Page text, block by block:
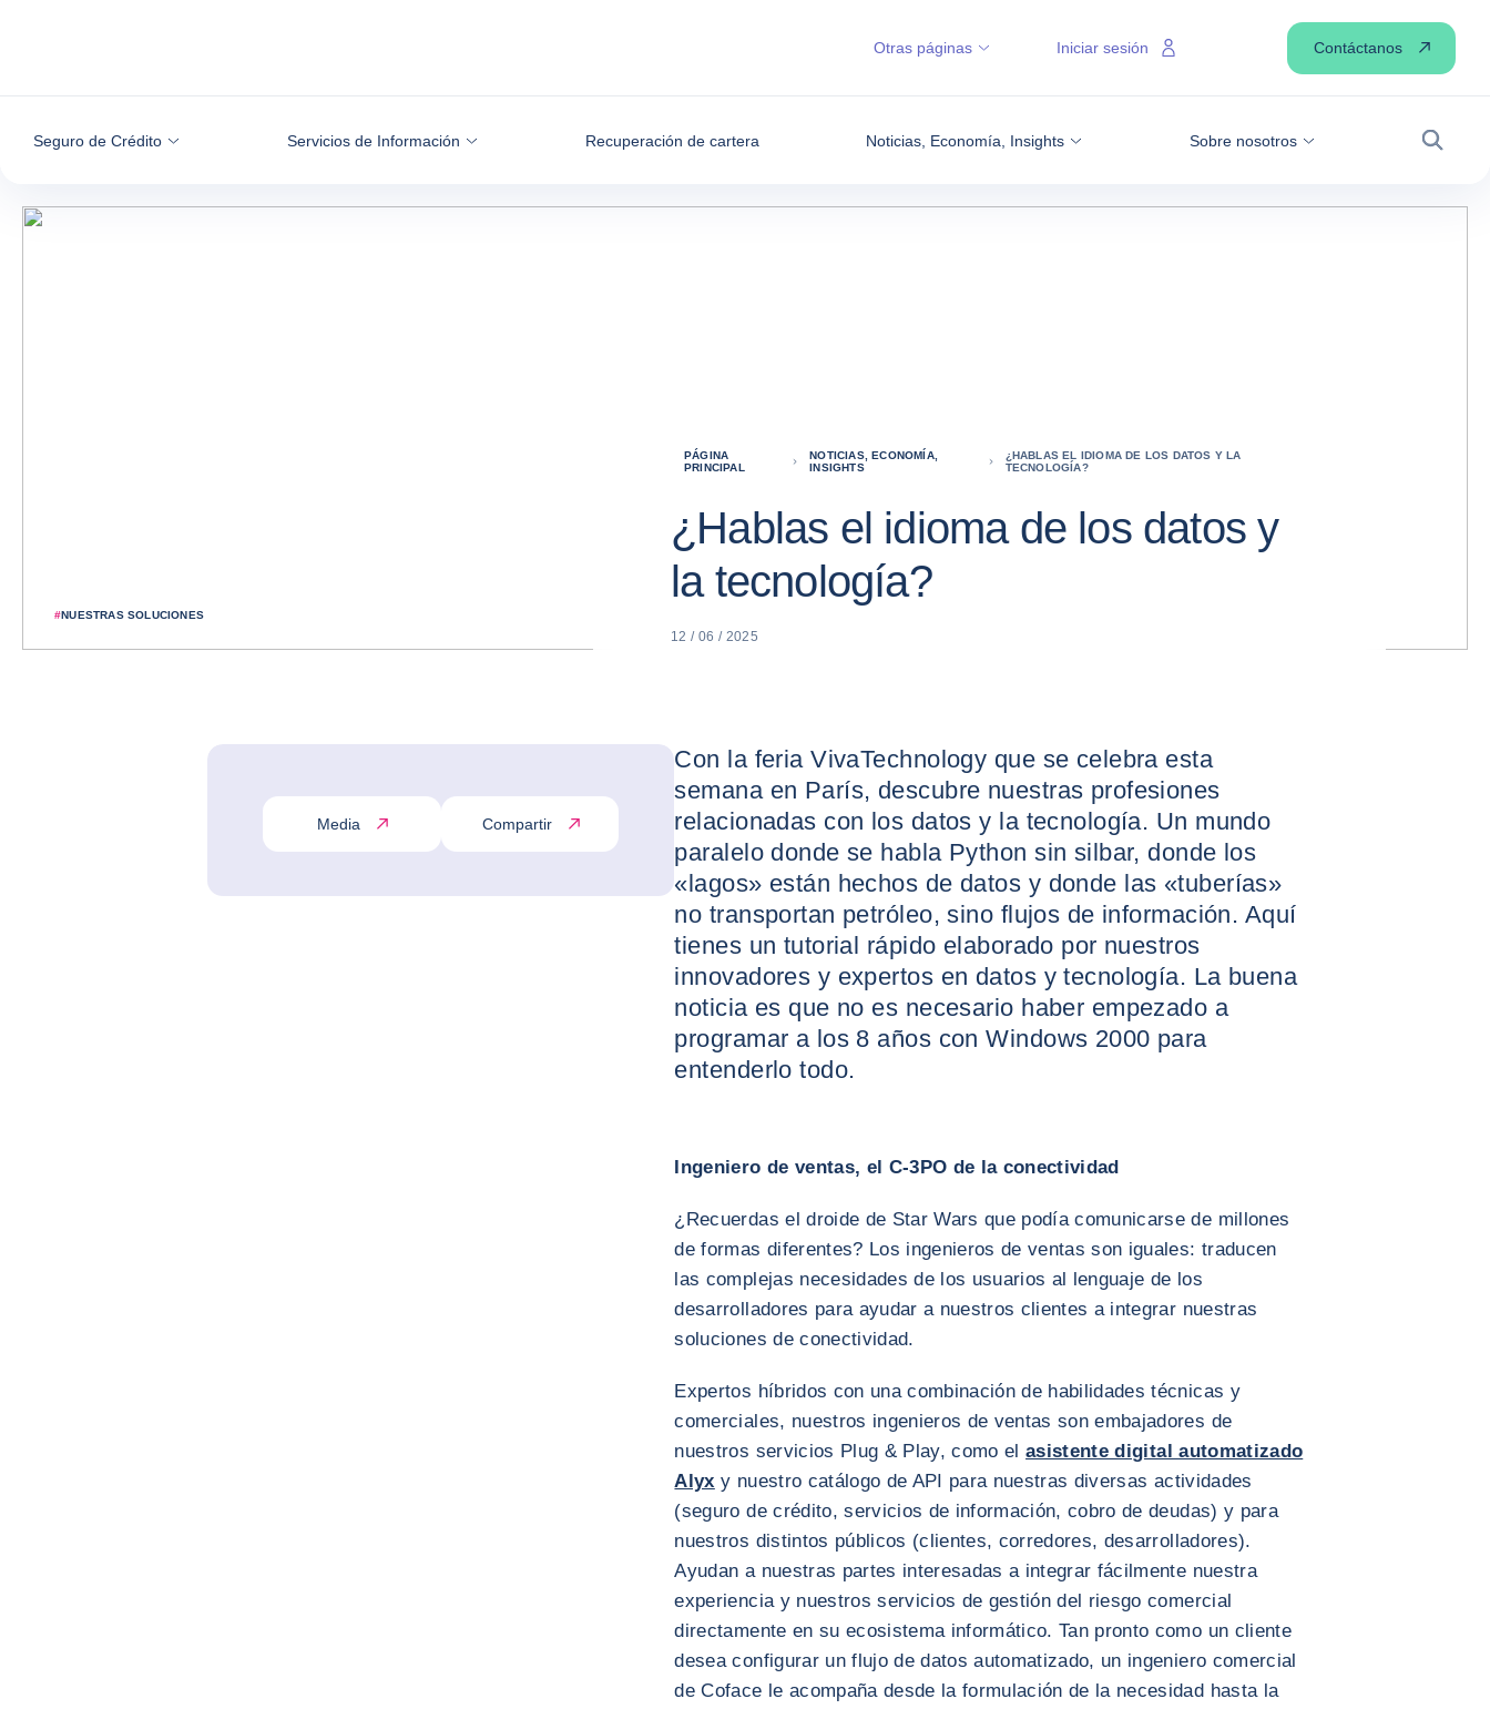
Seguro de Crédito Servicios de Información Recuperación de cartera Noticias, Economía, Insights Sobre nosotros
Buscar
Otras páginas Iniciar sesión Contáctanos
#NUESTRAS SOLUCIONES
PÁGINA
PRINCIPAL
NOTICIAS, ECONOMÍA,
INSIGHTS
¿HABLAS EL IDIOMA DE LOS DATOS Y LA
TECNOLOGÍA?
¿Hablas el idioma de los datos y
la tecnología?
12 / 06 / 2025
Media Compartir
Con la feria VivaTechnology que se celebra esta
semana en París, descubre nuestras profesiones
relacionadas con los datos y la tecnología. Un mundo
paralelo donde se habla Python sin silbar, donde los
«lagos» están hechos de datos y donde las «tuberías»
no transportan petróleo, sino flujos de información. Aquí
tienes un tutorial rápido elaborado por nuestros
innovadores y expertos en datos y tecnología. La buena
noticia es que no es necesario haber empezado a
programar a los 8 años con Windows 2000 para
entenderlo todo.
Ingeniero de ventas, el C-3PO de la conectividad
¿Recuerdas el droide de Star Wars que podía comunicarse de millones
de formas diferentes? Los ingenieros de ventas son iguales: traducen
las complejas necesidades de los usuarios al lenguaje de los
desarrolladores para ayudar a nuestros clientes a integrar nuestras
soluciones de conectividad.
Expertos híbridos con una combinación de habilidades técnicas y
comerciales, nuestros ingenieros de ventas son embajadores de
nuestros servicios Plug & Play, como elasistente digital automatizado
Alyx y nuestro catálogo de API para nuestras diversas actividades
(seguro de crédito, servicios de información, cobro de deudas) y para
nuestros distintos públicos (clientes, corredores, desarrolladores).
Ayudan a nuestras partes interesadas a integrar fácilmente nuestra
experiencia y nuestros servicios de gestión del riesgo comercial
directamente en su ecosistema informático. Tan pronto como un cliente
desea configurar un flujo de datos automatizado, un ingeniero comercial
de Coface le acompaña desde la formulación de la necesidad hasta la